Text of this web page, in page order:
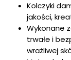
Kolczyki
jakości,
Wykonane
trwałe i
wrażliwej